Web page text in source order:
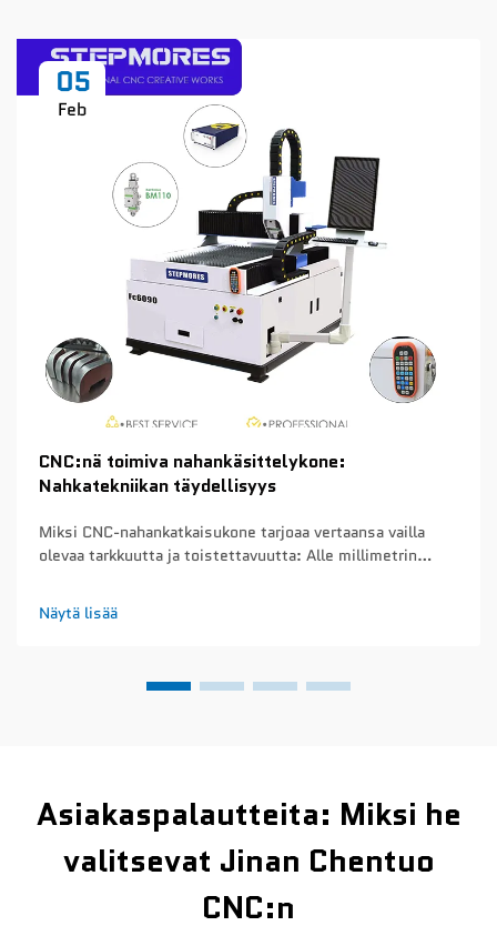
05
Feb
CNC:nä toimiva nahankäsittelykone:
Nahkatekniikan täydellisyys
Miksi CNC-nahankatkaisukone tarjoaa vertaansa vailla
olevaa tarkkuutta ja toistettavuutta: Alle millimetrin
nahankatkaisukoneet saavuttavat noin 0,1 mm:n
tarkkuuden joka kerta, kun ne leikkaavat tuotantosarjoja...
Näytä lisää
Asiakaspalautteita: Miksi he
valitsevat Jinan Chentuo
CNC:n